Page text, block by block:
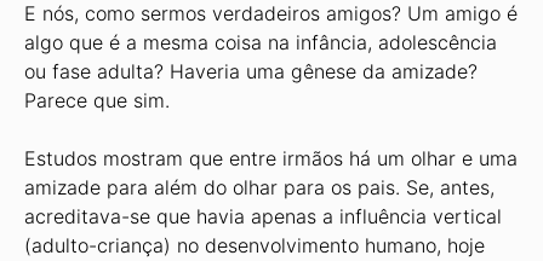
E nós, como sermos verdadeiros amigos? Um amigo é
algo que é a mesma coisa na infância, adolescência
ou fase adulta? Haveria uma gênese da amizade?
Parece que sim.
Estudos mostram que entre irmãos há um olhar e uma
amizade para além do olhar para os pais. Se, antes,
acreditava-se que havia apenas a influência vertical
(adulto-criança) no desenvolvimento humano, hoje